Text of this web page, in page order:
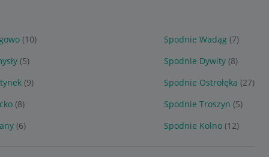
(10) Spodnie Wadąg (7)
(5) Spodnie Dywity (8)
(9) Spodnie Ostrołęka (27)
(8) Spodnie Troszyn (5)
(6) Spodnie Kolno (12)